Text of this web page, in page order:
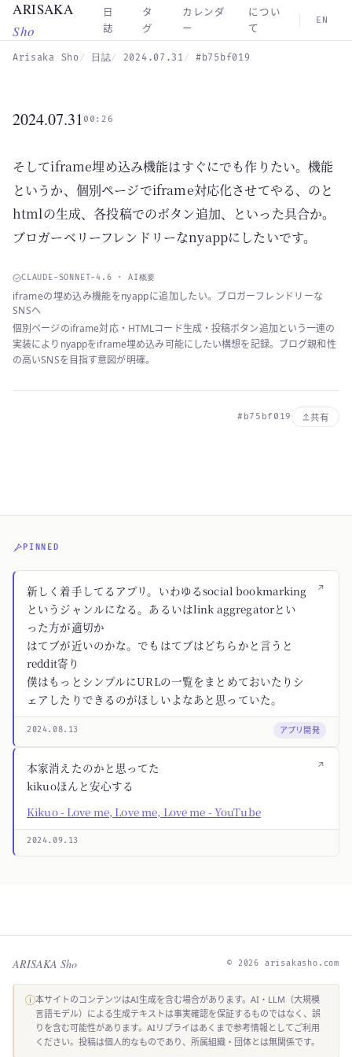
Skip to main content
ARISAKA
Sho
日
誌
タ
グ
カレンダ
ー
につい
て
EN
Arisaka Sho 日誌 2024.07.31 #b75bf019
2024.07.31 00:26
そしてiframe埋め込み機能はすぐにでも作りたい。機能
というか、個別ページでiframe対応化させてやる、のと
htmlの生成、各投稿でのボタン追加、といった具合か。
ブロガーベリーフレンドリーなnyappにしたいです。
CLAUDE-SONNET-4.6 · AI概要
iframeの埋め込み機能をnyappに追加したい。ブロガーフレンドリーな
SNSへ
個別ページのiframe対応・HTMLコード生成・投稿ボタン追加という一連の
実装によりnyappをiframe埋め込み可能にしたい構想を記録。ブログ親和性
の高いSNSを目指す意図が明確。
#b75bf019 共有
PINNED
↗
新しく着手してるアプリ。いわゆるsocial bookmarking
というジャンルになる。あるいはlink aggregatorとい
った方が適切か
はてブが近いのかな。でもはてブはどちらかと言うと
reddit寄り
僕はもっとシンプルにURLの一覧をまとめておいたりシ
ェアしたりできるのがほしいよなあと思っていた。
2024.08.13 アプリ開発
↗
本家消えたのかと思ってた
kikuoほんと安心する
Kikuo - Love me, Love me, Love me - YouTube
2024.09.13
ARISAKA Sho © 2026 arisakasho.com
ⓘ本サイトのコンテンツはAI生成を含む場合があります。AI・LLM（大規模
言語モデル）による生成テキストは事実確認を保証するものではなく、誤
りを含む可能性があります。AIリプライはあくまで参考情報としてご利用
ください。投稿は個人的なものであり、所属組織・団体とは無関係です。